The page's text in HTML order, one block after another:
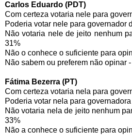
Carlos Eduardo (PDT)
Com certeza votaria nele para
Poderia votar nele para governador
Não votaria nele de jeito nenhum
31%
Não o conhece o suficiente para
Não sabem ou preferem não opinar
Fátima Bezerra (PT)
Com certeza votaria nela para
Poderia votar nela para
Não votaria nela de jeito nenhum
33%
Não a conhece o suficiente para